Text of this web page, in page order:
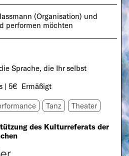
(Organisation) und
performen möchten
Sprache, die Ihr selbst
| 5€ Ermäßigt
Tanz Theater
des Kulturreferats der